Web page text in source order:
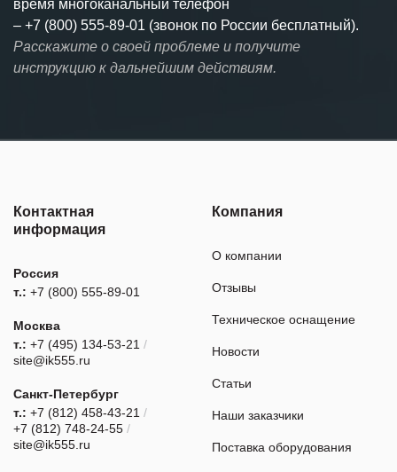
время многоканальный телефон
– +7 (800) 555-89-01 (звонок по России бесплатный).
Расскажите о своей проблеме и получите
инструкцию к дальнейшим действиям.
Контактная
информация
Россия
т.: +7 (800) 555-89-01
Москва
т.: +7 (495) 134-53-21 /
site@ik555.ru
Санкт-Петербург
т.: +7 (812) 458-43-21 /
+7 (812) 748-24-55 /
site@ik555.ru
Компания
О компании
Отзывы
Техническое оснащение
Новости
Статьи
Наши заказчики
Поставка оборудования